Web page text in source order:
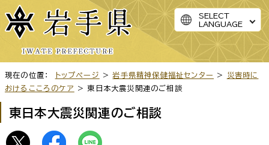
SELECT
LANGUAGE
現在の位置： トップページ >岩手県精神保健福祉センター >
災害時に
おけるこころのケア
> 東日本大震災関連のご相談
東日本大震災関連のご相談